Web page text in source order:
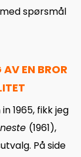
spørsmål
AV EN BROR
1965, fikk jeg
(1961),
På side